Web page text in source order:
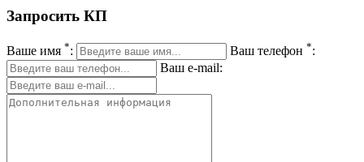
Запросить КП
Ваше имя *: Ваш телефон *:
Ваш e-mail: